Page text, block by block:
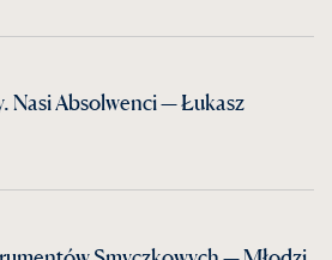
Nasi Absolwenci — Łukasz